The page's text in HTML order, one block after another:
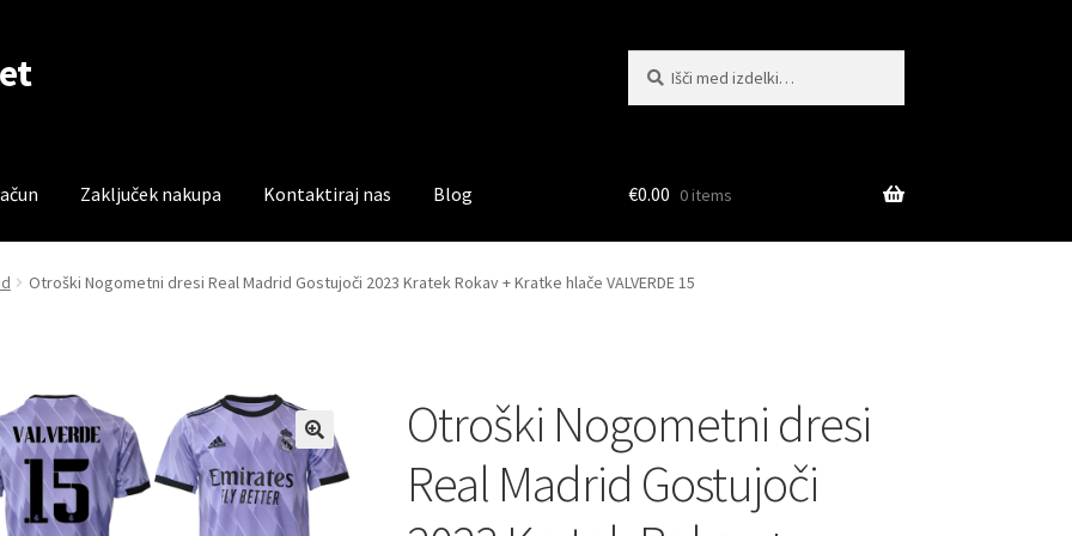
Zaključek nakupa Kontaktiraj nas Blog
Trgovina Zaključek nakupa
€0.00 0 items
Otroški Nogometni dresi Real Madrid Gostujoči 2023 Kratek Rokav + Kratke hlače VALVERDE 15
Otroški Nogometni dresi
Real Madrid Gostujoči